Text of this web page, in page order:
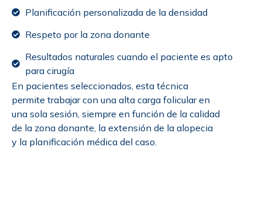
Planificación personalizada de la densidad
Respeto por la zona donante
Resultados naturales cuando el paciente es apto
para cirugía
En pacientes seleccionados, esta técnica
permite trabajar con una alta carga folicular en
una sola sesión, siempre en función de la calidad
de la zona donante, la extensión de la alopecia
y la planificación médica del caso.